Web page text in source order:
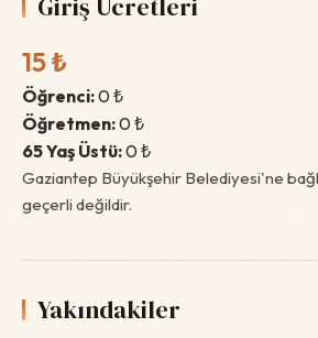
Giriş Ücretleri
15 ₺
Öğrenci:0 ₺
Öğretmen:0 ₺
65 Yaş Üstü:0 ₺
Gaziantep Büyükşehir Belediyesi'ne
geçerli değildir.
Yakındakiler